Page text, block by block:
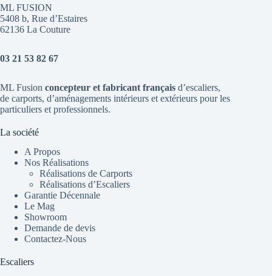
ML FUSION
5408 b, Rue d’Estaires
62136 La Couture
03 21 53 82 67
ML Fusion concepteur et fabricant français d’escaliers,
de carports, d’aménagements intérieurs et extérieurs pour les
particuliers et professionnels.
La société
A Propos
Nos Réalisations
Réalisations de Carports
Réalisations d’Escaliers
Garantie Décennale
Le Mag
Showroom
Demande de devis
Contactez-Nous
Escaliers